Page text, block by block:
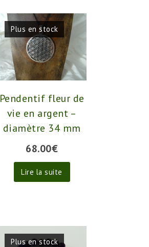
Plus en stock
Pendentif fleur de
vie en argent –
diamètre 34 mm
68.00€
Lire la suite
Plus en stock